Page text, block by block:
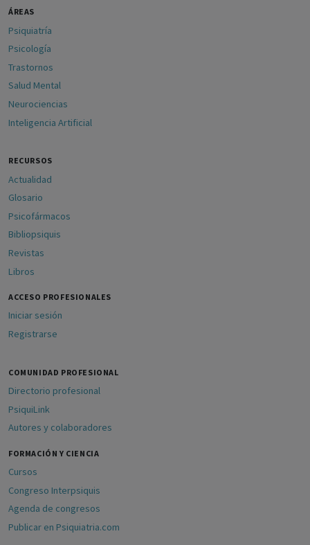
ÁREAS
Psiquiatría
Psicología
Trastornos
Salud Mental
Neurociencias
Inteligencia Artificial
RECURSOS
Actualidad
Glosario
Psicofármacos
Bibliopsiquis
Revistas
Libros
ACCESO PROFESIONALES
Iniciar sesión
Registrarse
COMUNIDAD PROFESIONAL
Directorio profesional
PsiquiLink
Autores y colaboradores
FORMACIÓN Y CIENCIA
Cursos
Congreso Interpsiquis
Agenda de congresos
Publicar en Psiquiatria.com